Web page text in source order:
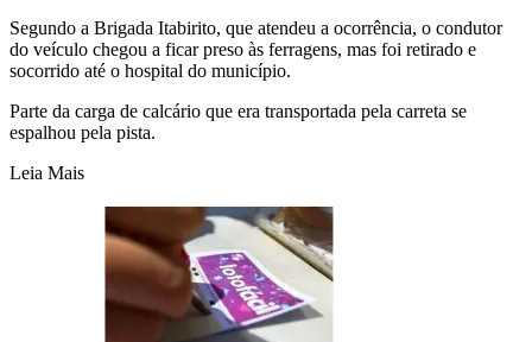
Segundo a Brigada Itabirito, que atendeu a ocorrência, o condutor
do veículo chegou a ficar preso às ferragens, mas foi retirado e
socorrido até o hospital do município.
Parte da carga de calcário que era transportada pela carreta se
espalhou pela pista.
Leia Mais